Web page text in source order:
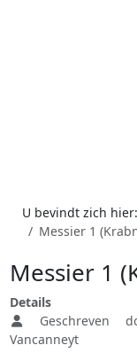
U bevindt zich hier:
Messier 1
Messier 1
Details
Geschreven
Vancanneyt